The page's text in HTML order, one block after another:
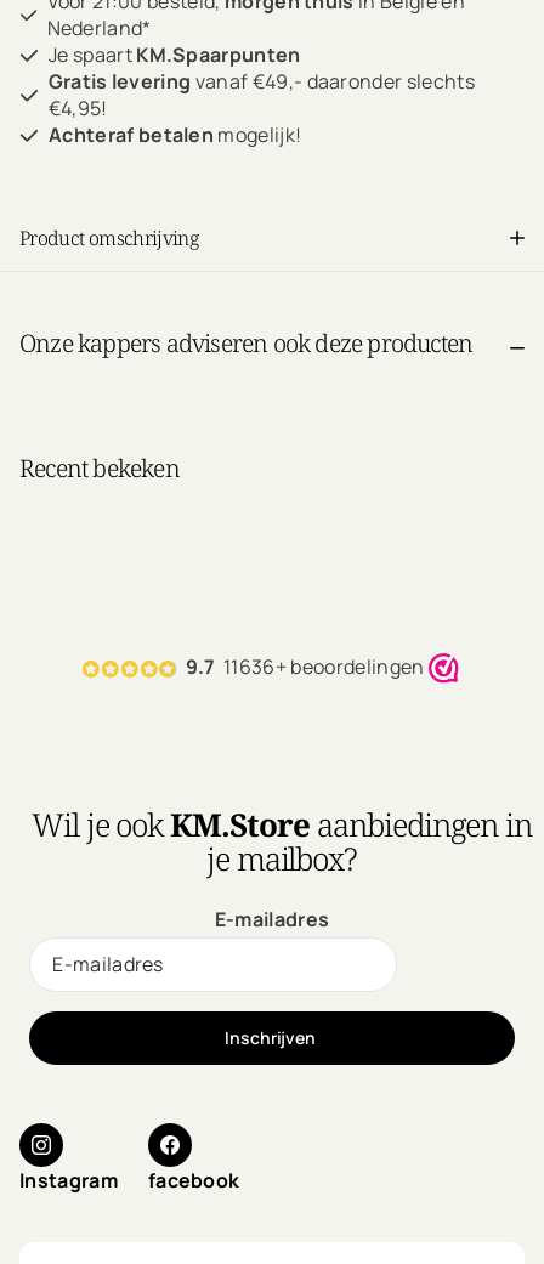
Nederland*
Je spaartKM.Spaarpunten
Gratis levering vanaf €49,- daaronder slechts
€4,95!
Achteraf betalen mogelijk!
Product omschrijving
Onze kappers adviseren ook deze producten
Recent bekeken
9.7 11636+ beoordelingen
Wil je ookKM.Storeaanbiedingen in
je mailbox?
E-mailadres
Inschrijven
Instagram facebook